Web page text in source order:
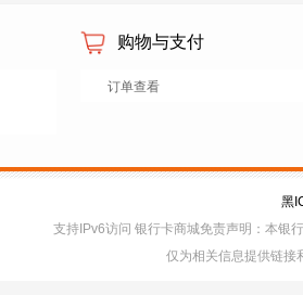
购物与支付
订单查看
黑
支持IPv6访问 银行卡商城免责声明：本银
仅为相关信息提供链接